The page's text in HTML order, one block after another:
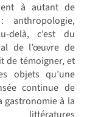
à autant de
delà, c’est du
de l’œuvre de
de témoigner, et
objets qu’une
continue de
gastronomie à la